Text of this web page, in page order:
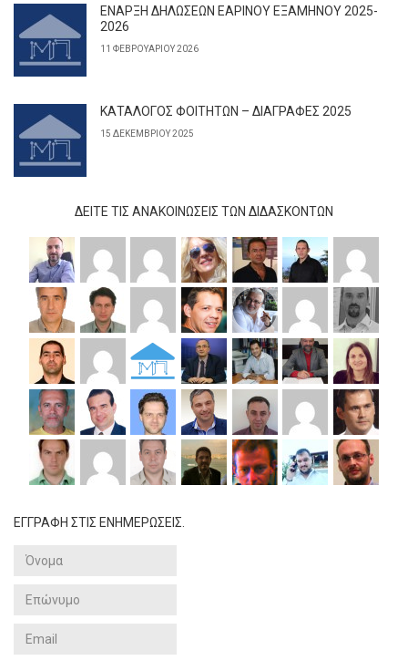
ΕΝΑΡΞΗ ΔΗΛΩΣΕΩΝ ΕΑΡΙΝΟΥ ΕΞΑΜΗΝΟΥ 2025-
2026
11 ΦΕΒΡΟΥΑΡΊΟΥ 2026
ΚΑΤΑΛΟΓΟΣ ΦΟΙΤΗΤΩΝ – ΔΙΑΓΡΑΦΕΣ 2025
15 ΔΕΚΕΜΒΡΊΟΥ 2025
ΔΕΊΤΕ ΤΙΣ ΑΝΑΚΟΙΝΏΣΕΙΣ ΤΩΝ ΔΙΔΆΣΚΟΝΤΩΝ
ΕΓΓΡΑΦΗ ΣΤΙΣ ΕΝΗΜΕΡΩΣΕΙΣ.